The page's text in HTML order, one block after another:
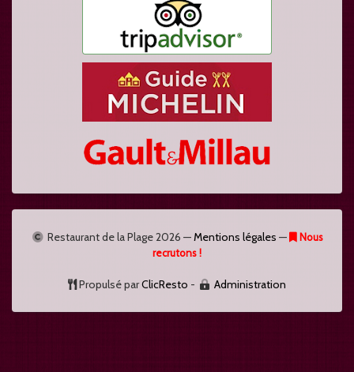
Restaurant de la Plage2026 —Mentions légales —
Nous
recrutons !
Propulsé parClicResto - Administration